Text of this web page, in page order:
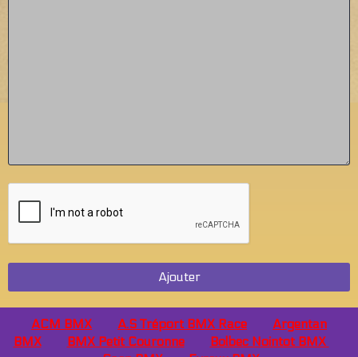
Ajouter
ACM BMX A.S Tréport BMX Race
Argentan
BMX
BMX Petit Couronne
Bolbec Nointot BMX